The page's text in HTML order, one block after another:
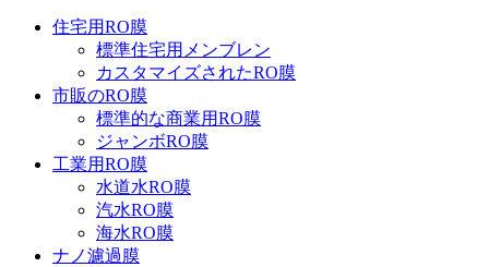
住宅用RO膜
標準住宅用メンブレン
カスタマイズされたRO膜
市販のRO膜
標準的な商業用RO膜
ジャンボRO膜
工業用RO膜
水道水RO膜
汽水RO膜
海水RO膜
ナノ濾過膜